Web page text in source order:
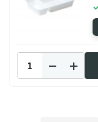
Snackbak
A7+1
Wit